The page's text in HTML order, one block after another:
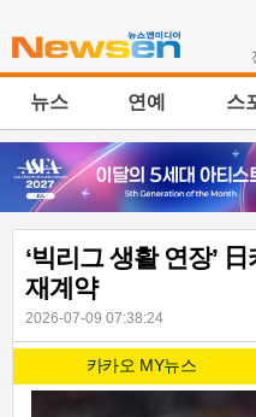
뉴스 연예 스
‘빅리그 생활 연장’
재계약
2026-07-09 07:38:24
카카오 MY뉴스